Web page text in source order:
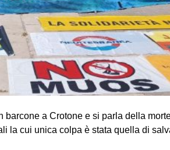
a Crotone e si parla della
la cui unica colpa è stata quella di